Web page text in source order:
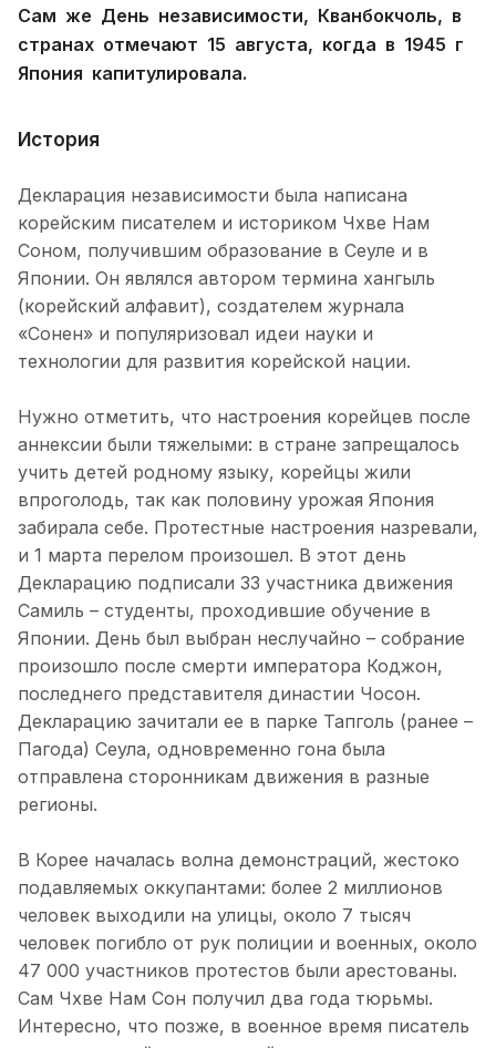
Сам же День независимости, Кванбокчоль, в
странах отмечают 15 августа, когда в 1945 г
Япония капитулировала.
История
Декларация независимости была написана
корейским писателем и историком Чхве Нам
Соном, получившим образование в Сеуле и в
Японии. Он являлся автором термина хангыль
(корейский алфавит), создателем журнала
«Сонен» и популяризовал идеи науки и
технологии для развития корейской нации.
Нужно отметить, что настроения корейцев после
аннексии были тяжелыми: в стране запрещалось
учить детей родному языку, корейцы жили
впроголодь, так как половину урожая Япония
забирала себе. Протестные настроения назревали,
и 1 марта перелом произошел. В этот день
Декларацию подписали 33 участника движения
Самиль – студенты, проходившие обучение в
Японии. День был выбран неслучайно – собрание
произошло после смерти императора Коджон,
последнего представителя династии Чосон.
Декларацию зачитали ее в парке Тапголь (ранее –
Пагода) Сеула, одновременно гона была
отправлена сторонникам движения в разные
регионы.
В Корее началась волна демонстраций, жестоко
подавляемых оккупантами: более 2 миллионов
человек выходили на улицы, около 7 тысяч
человек погибло от рук полиции и военных, около
47 000 участников протестов были арестованы.
Сам Чхве Нам Сон получил два года тюрьмы.
Интересно, что позже, в военное время писатель